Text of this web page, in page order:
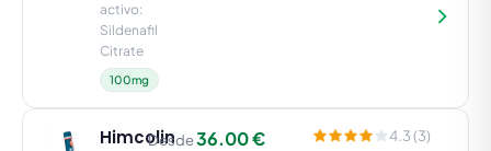
activo:
Sildenafil
Citrate
100mg
Himcolin
Desde36.00 € 4.3 (3)